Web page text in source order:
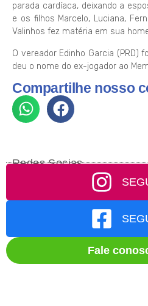
parada cardíaca, deixando a
e os filhos Marcelo, Luciana,
Valinhos fez matéria em sua
O vereador Edinho Garcia (PRD)
deu o nome do ex-jogador ao
Compartilhe nosso
Redes Socias
Fale